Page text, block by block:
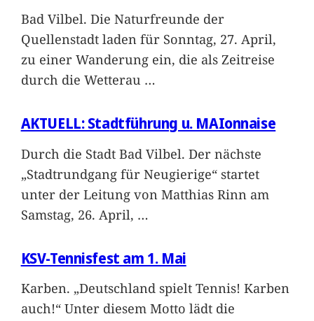
Bad Vilbel. Die Naturfreunde der
Quellenstadt laden für Sonntag, 27. April,
zu einer Wanderung ein, die als Zeitreise
durch die Wetterau …
AKTUELL: Stadtführung u. MAIonnaise
Durch die Stadt Bad Vilbel. Der nächste
„Stadtrundgang für Neugierige“ startet
unter der Leitung von Matthias Rinn am
Samstag, 26. April, …
KSV-Tennisfest am 1. Mai
Karben. „Deutschland spielt Tennis! Karben
auch!“ Unter diesem Motto lädt die